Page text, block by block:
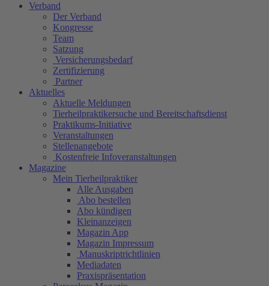
Verband
Der Verband
Kongresse
Team
Satzung
Versicherungsbedarf
Zertifizierung
Partner
Aktuelles
Aktuelle Meldungen
Tierheilpraktikersuche und Bereitschaftsdienst
Praktikums-Initiative
Veranstaltungen
Stellenangebote
Kostenfreie Infoveranstaltungen
Magazine
Mein Tierheilpraktiker
Alle Ausgaben
Abo bestellen
Abo kündigen
Kleinanzeigen
Magazin App
Magazin Impressum
Manuskriptrichtlinien
Mediadaten
Praxispräsentation